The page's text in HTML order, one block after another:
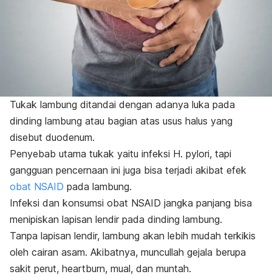
Tukak lambung ditandai dengan adanya luka pada
dinding lambung atau bagian atas usus halus yang
disebut duodenum.
Penyebab utama tukak yaitu infeksi H. pylori, tapi
gangguan pencernaan ini juga bisa terjadi akibat efek
obat NSAID pada lambung.
Infeksi dan konsumsi obat NSAID jangka panjang bisa
menipiskan lapisan lendir pada dinding lambung.
Tanpa lapisan lendir, lambung akan lebih mudah terkikis
oleh cairan asam. Akibatnya, muncullah gejala berupa
sakit perut, heartburn, mual, dan muntah.